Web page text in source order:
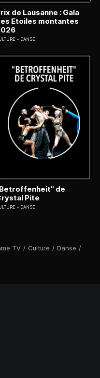
TV / Culture / Danse /
de Lausanne : Gala
Etoiles montantes
DANSE
de
Pite
DANSE